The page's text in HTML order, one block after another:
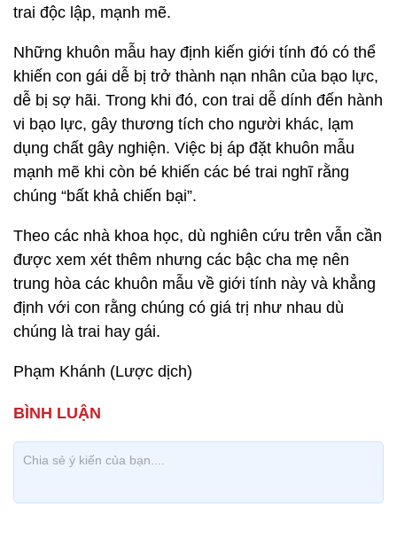
trai độc lập, mạnh mẽ.
Những khuôn mẫu hay định kiến giới tính đó có thể
khiến con gái dễ bị trở thành nạn nhân của bạo lực,
dễ bị sợ hãi. Trong khi đó, con trai dễ dính đến hành
vi bạo lực, gây thương tích cho người khác, lạm
dụng chất gây nghiện. Việc bị áp đặt khuôn mẫu
mạnh mẽ khi còn bé khiến các bé trai nghĩ rằng
chúng “bất khả chiến bại”.
Theo các nhà khoa học, dù nghiên cứu trên vẫn cần
được xem xét thêm nhưng các bậc cha mẹ nên
trung hòa các khuôn mẫu về giới tính này và khẳng
định với con rằng chúng có giá trị như nhau dù
chúng là trai hay gái.
Phạm Khánh (Lược dịch)